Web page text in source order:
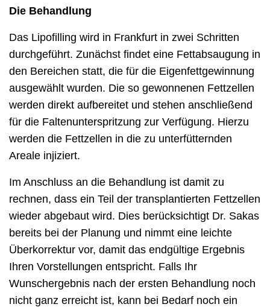
Die Behandlung
Das Lipofilling wird in Frankfurt in zwei Schritten
durchgeführt. Zunächst findet eine Fettabsaugung in
den Bereichen statt, die für die Eigenfettgewinnung
ausgewählt wurden. Die so gewonnenen Fettzellen
werden direkt aufbereitet und stehen anschließend
für die Faltenunterspritzung zur Verfügung. Hierzu
werden die Fettzellen in die zu unterfütternden
Areale injiziert.
Im Anschluss an die Behandlung ist damit zu
rechnen, dass ein Teil der transplantierten Fettzellen
wieder abgebaut wird. Dies berücksichtigt Dr. Sakas
bereits bei der Planung und nimmt eine leichte
Überkorrektur vor, damit das endgültige Ergebnis
Ihren Vorstellungen entspricht. Falls Ihr
Wunschergebnis nach der ersten Behandlung noch
nicht ganz erreicht ist, kann bei Bedarf noch ein